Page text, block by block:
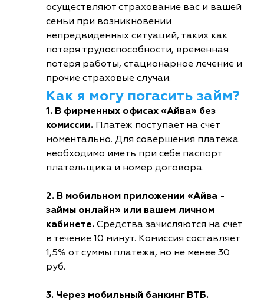
осуществляют страхование вас и вашей
семьи при возникновении
непредвиденных ситуаций, таких как
потеря трудоспособности, временная
потеря работы, стационарное лечение и
прочие страховые случаи.
Как я могу погасить займ?
1. В фирменных офисах «Айва» без
комиссии. Платеж поступает на счет
моментально. Для совершения платежа
необходимо иметь при себе паспорт
плательщика и номер договора.
2. В мобильном приложении «Айва -
займы онлайн» или вашем личном
кабинете. Средства зачисляются на счет
в течение 10 минут. Комиссия составляет
1,5% от суммы платежа, но не менее 30
руб.
3. Через мобильный банкинг ВТБ.